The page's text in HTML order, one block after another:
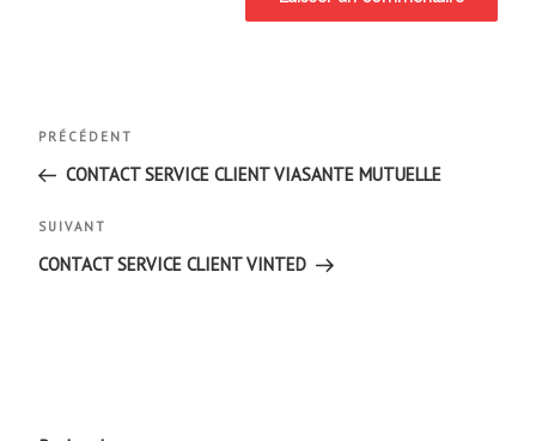
Navigation
de
l’article
Article
précédent
PRÉCÉDENT
CONTACT SERVICE CLIENT VIASANTE MUTUELLE
Article
suivant
SUIVANT
CONTACT SERVICE CLIENT VINTED